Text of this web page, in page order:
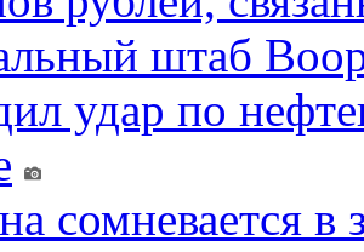
штаб
удар по
сомневается в